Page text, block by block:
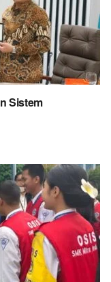
Sistem